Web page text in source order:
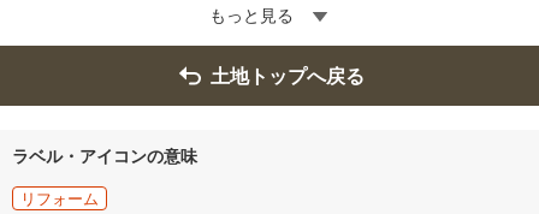
もっと見る
土地トップへ戻る
ラベル・アイコンの意味
リフォーム